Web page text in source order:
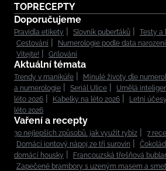
TOPRECEPTY
Doporučujeme
Pravidla etikety Slovník puberťáků Testy a
Cestování
Numerologie podle data narození
Vítejte!
Grilování
Aktuální témata
Trendy v manikúře Minulé životy dle
a numerologie
Seriál Ulice Umělá
léto 2026
Kabelky na léto 2026 Letní
léto 2026
Vaření a recepty
30 nejlepších způsobů, jak využít rybíz
7
Domácí iontový nápoj ze tří surovin
domácí housky
Francouzská třešňová
Zapečené brambory s uzeným masem a